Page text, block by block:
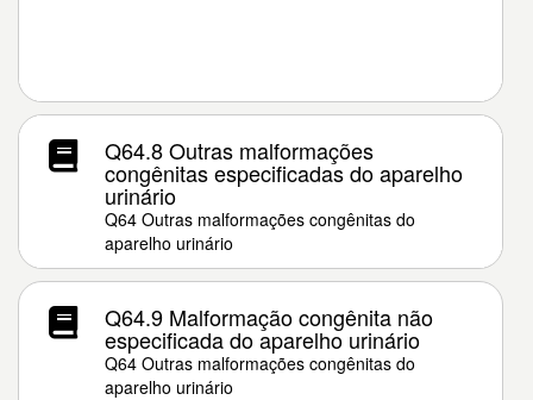
Q64.8 Outras malformações
congênitas especificadas do aparelho
urinário
Q64 Outras malformações congênitas do
aparelho urinário
Q64.9 Malformação congênita não
especificada do aparelho urinário
Q64 Outras malformações congênitas do
aparelho urinário